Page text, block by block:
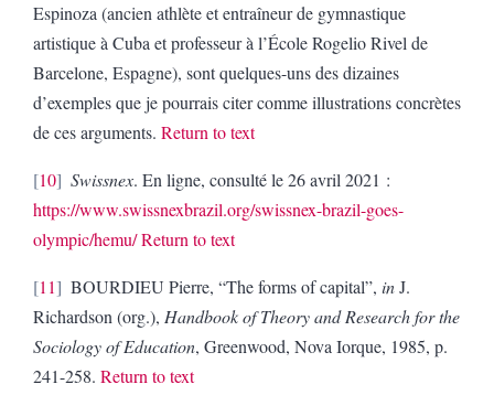
Espinoza (ancien athlète et entraîneur de gymnastique
artistique à Cuba et professeur à l’École Rogelio Rivel de
Barcelone, Espagne), sont quelques-uns des dizaines
d’exemples que je pourrais citer comme illustrations concrètes
de ces arguments. Return to text
10 Swissnex. En ligne, consulté le 26 avril 2021 :
https://www.swissnexbrazil.org/swissnex-brazil-goes-
olympic/hemu/Return to text
11 BOURDIEU Pierre, “The forms of capital”, inJ.
Richardson (org.), Handbook of Theory and Research for the
Sociology of Education, Greenwood, Nova Iorque, 1985, p.
241-258. Return to text